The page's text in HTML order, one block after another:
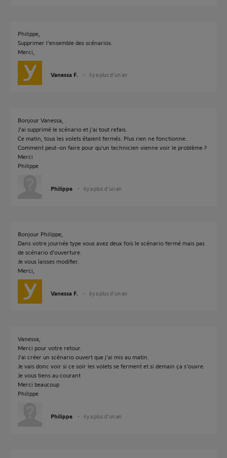
Philippe,
Supprimer l'ensemble des scénarios.
Merci,
Vanessa F. il y a plus d'un an
Bonjour Vanessa,
J'ai supprimé le scénario et j'ai tout refais.
Ce matin, tous les volets étaient fermés. Plus rien ne fonctionne.
Comment peut-on faire pour qu'un technicien vienne voir le problème ?
Merci
Philippe
Philippe il y a plus d'un an
Bonjour Philippe,
Dans votre journée type vous avez deux fois le scénario fermé mais pas
de scénario d'ouverture.
Je vous laisses modifier.
Merci,
Vanessa F. il y a plus d'un an
Vanessa,
Merci pour votre retour.
J'ai créer un scénario ouvert que j'ai mis au matin.
Je vais donc voir si ce soir les volets se ferment et si demain ça s'ouvre.
Je vous tiens au courant
Merci beaucoup
Philippe
Philippe il y a plus d'un an